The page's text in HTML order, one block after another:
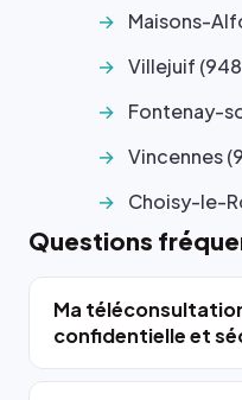
Maisons-
Villejuif
Fontenay-
Vincennes
Choisy-le-
Questions
Ma
confidentielle et